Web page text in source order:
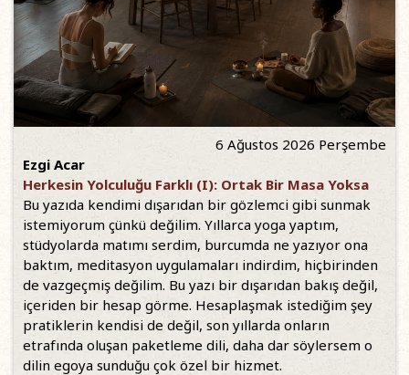
6 Ağustos 2026 Perşembe
Ezgi Acar
Herkesin Yolculuğu Farklı (I): Ortak Bir Masa Yoksa
Bu yazıda kendimi dışarıdan bir gözlemci gibi sunmak
istemiyorum çünkü değilim. Yıllarca yoga yaptım,
stüdyolarda matımı serdim, burcumda ne yazıyor ona
baktım, meditasyon uygulamaları indirdim, hiçbirinden
de vazgeçmiş değilim. Bu yazı bir dışarıdan bakış değil,
içeriden bir hesap görme. Hesaplaşmak istediğim şey
pratiklerin kendisi de değil, son yıllarda onların
etrafında oluşan paketleme dili, daha dar söylersem o
dilin egoya sunduğu çok özel bir hizmet.